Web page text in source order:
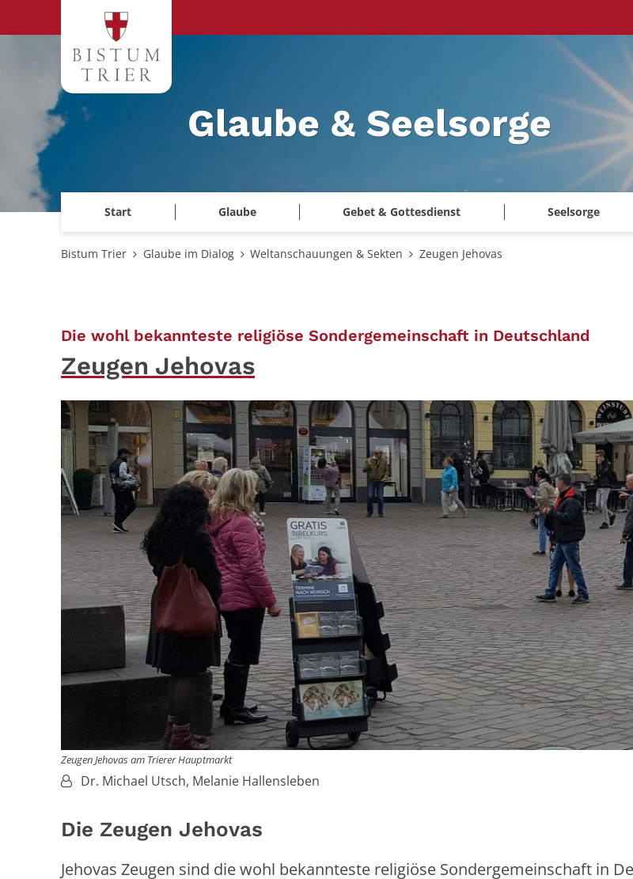
Zum Inhalt springen
Glaube & Seelsorge
Start Glaube Gebet & Gottesdienst Seelsorge
Bistum Trier Glaube im Dialog Weltanschauungen & Sekten Zeugen Jehovas
Die wohl bekannteste religiöse Sondergemeinschaft in Deutschland
Zeugen Jehovas
Zeugen Jehovas am Trierer Hauptmarkt
Von:Dr. Michael Utsch, Melanie Hallensleben
Die Zeugen Jehovas
Jehovas Zeugen sind die wohl bekannteste religiöse Sondergemeinschaft in